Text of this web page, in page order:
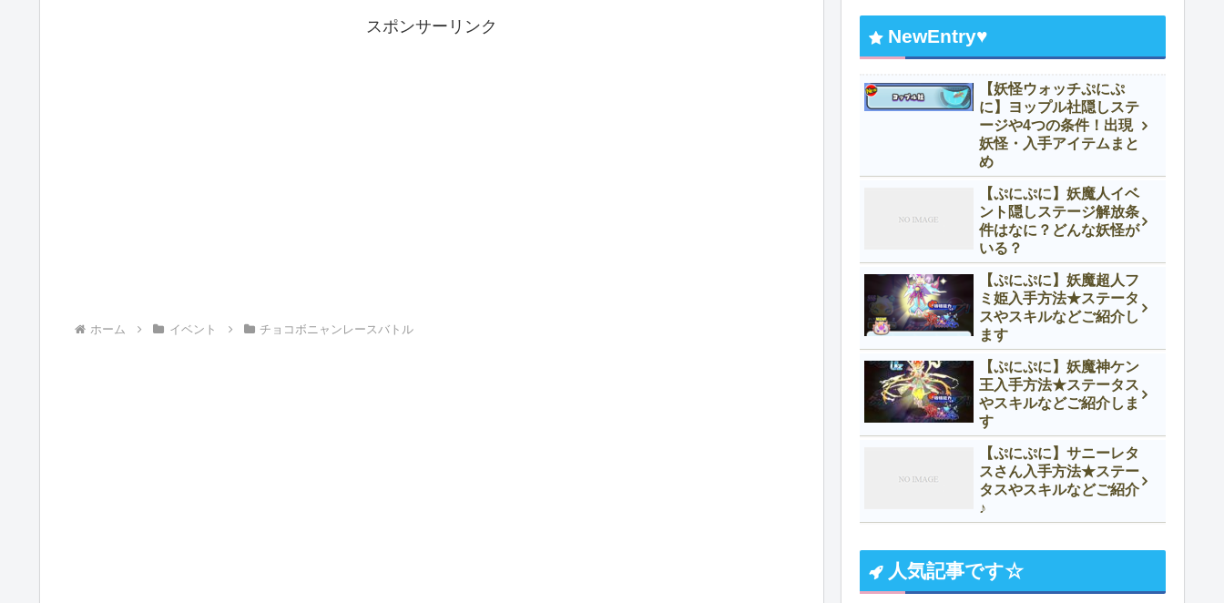
スポンサーリンク
ホーム イベント チョコボニャンレースバトル
NewEntry♥
【妖怪ウォッチぷにぷ
に】ヨップル社隠しステ
ージや4つの条件！出現
妖怪・入手アイテムまと
め
【ぷにぷに】妖魔人イベ
ント隠しステージ解放条
件はなに？どんな妖怪が
いる？
【ぷにぷに】妖魔超人フ
ミ姫入手方法★ステータ
スやスキルなどご紹介し
ます
【ぷにぷに】妖魔神ケン
王入手方法★ステータス
やスキルなどご紹介しま
す
【ぷにぷに】サニーレタ
スさん入手方法★ステー
タスやスキルなどご紹介
♪
人気記事です☆